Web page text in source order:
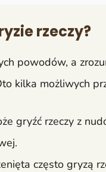
rzeczy?
powodów, a
kilka możliwych
gryźć rzeczy z
często gryzą